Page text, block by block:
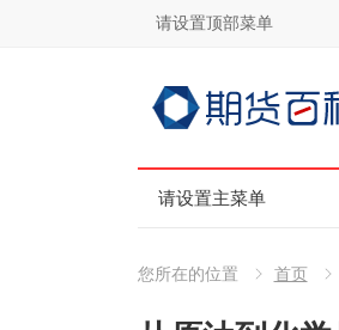
请设置顶部菜单
请设置主菜单
您所在的位置 首页